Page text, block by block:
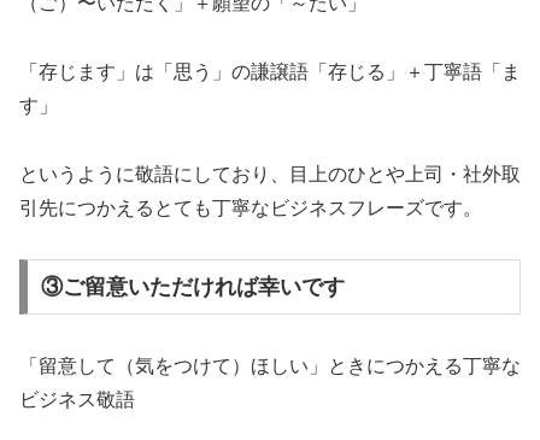
「存じます」は「思う」の謙譲語「存じる」＋丁寧語「ま
す」
というように敬語にしており、目上のひとや上司・社外取
引先につかえるとても丁寧なビジネスフレーズです。
③ご留意いただければ幸いです
「留意して（気をつけて）ほしい」ときにつかえる丁寧な
ビジネス敬語